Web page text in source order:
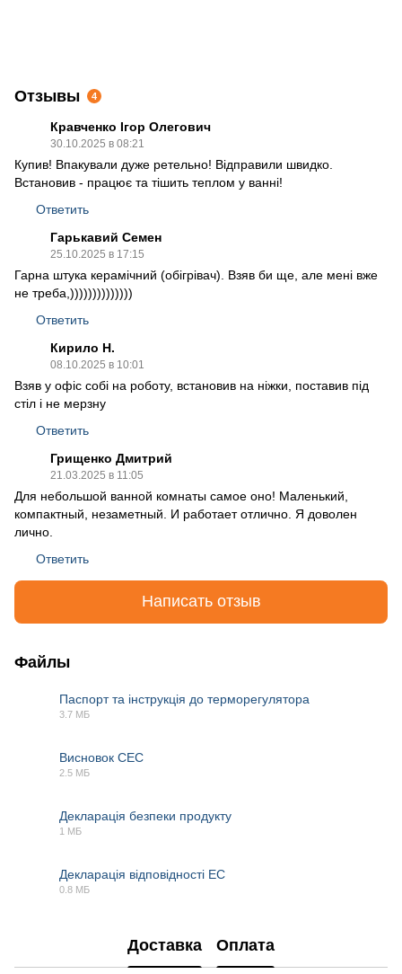
Отзывы 4
Кравченко Ігор Олегович
30.10.2025 в 08:21
Купив! Впакували дуже ретельно! Відправили швидко.
Встановив - працює та тішить теплом у ванні!
Ответить
Гарькавий Семен
25.10.2025 в 17:15
Гарна штука керамічний (обігрівач). Взяв би ще, але мені вже
не треба,))))))))))))))
Ответить
Кирило Н.
08.10.2025 в 10:01
Взяв у офіс собі на роботу, встановив на ніжки, поставив під
стіл і не мерзну
Ответить
Грищенко Дмитрий
21.03.2025 в 11:05
Для небольшой ванной комнаты самое оно! Маленький,
компактный, незаметный. И работает отлично. Я доволен
лично.
Ответить
Написать отзыв
Файлы
Паспорт та інструкція до терморегулятора
3.7 МБ
Висновок СЕС
2.5 МБ
Декларація безпеки продукту
1 МБ
Декларація відповідності EC
0.8 МБ
Доставка Оплата